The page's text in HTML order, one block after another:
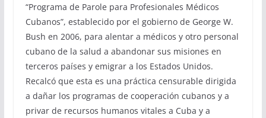
“Programa de Parole para Profesionales Médicos
Cubanos”, establecido por el gobierno de George W.
Bush en 2006, para alentar a médicos y otro personal
cubano de la salud a abandonar sus misiones en
terceros países y emigrar a los Estados Unidos.
Recalcó que esta es una práctica censurable dirigida
a dañar los programas de cooperación cubanos y a
privar de recursos humanos vitales a Cuba y a